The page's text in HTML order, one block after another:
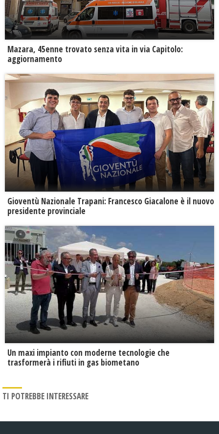
Mazara, 45enne trovato senza vita in via Capitolo:
aggiornamento
Gioventù Nazionale Trapani: Francesco Giacalone è il nuovo
presidente provinciale
Un maxi impianto con moderne tecnologie che
trasformerà i rifiuti in gas biometano
TI POTREBBE INTERESSARE